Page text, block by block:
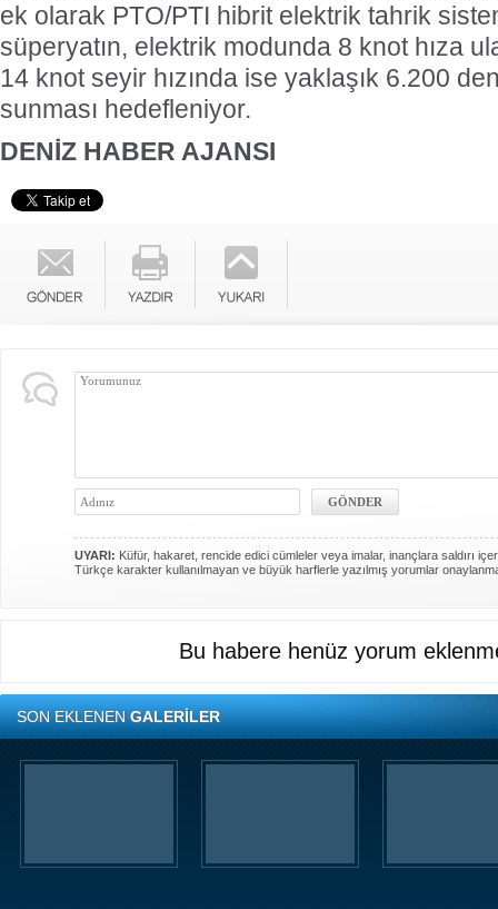
ek olarak PTO/PTI hibrit elektrik tahrik
süperyatın, elektrik modunda 8 knot hıza
14 knot seyir hızında ise yaklaşık 6.200
sunması hedefleniyor.
DENİZ HABER AJANSI
UYARI: Küfür, hakaret, rencide edici cümleler veya imalar, inançlara saldırı
Türkçe karakter kullanılmayan ve büyük harflerle yazılmış yorumlar
Bu habere henüz yorum
SON EKLENENGALERİLER